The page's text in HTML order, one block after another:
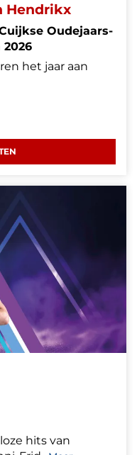
Hendrikx
Oudejaars-
het jaar aan
hits van